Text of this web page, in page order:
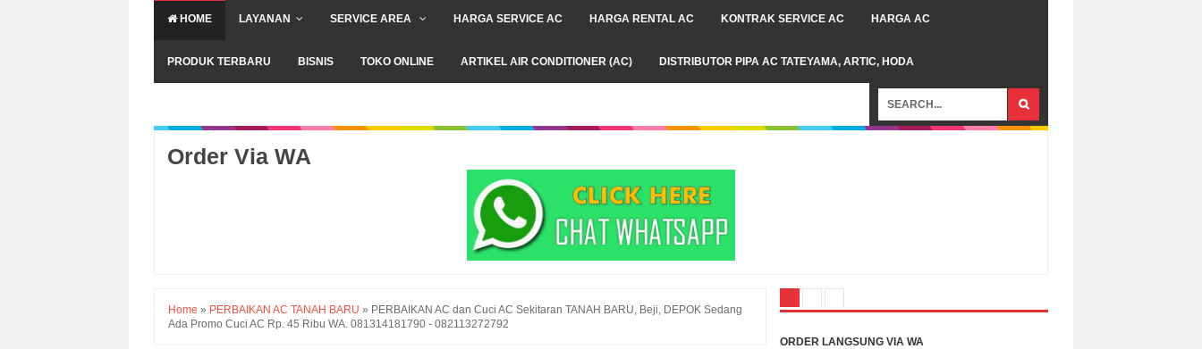
HOME LAYANAN SERVICE AREA HARGA SERVICE AC HARGA RENTAL AC KONTRAK SERVICE AC HARGA AC
PRODUK TERBARU BISNIS TOKO ONLINE ARTIKEL AIR CONDITIONER (AC) DISTRIBUTOR PIPA AC TATEYAMA, ARTIC, HODA
Order Via WA
Home » PERBAIKAN AC TANAH BARU » PERBAIKAN AC dan Cuci AC Sekitaran TANAH BARU, Beji, DEPOK Sedang
Ada Promo Cuci AC Rp. 45 Ribu WA. 081314181790 - 082113272792
ORDER LANGSUNG VIA WA